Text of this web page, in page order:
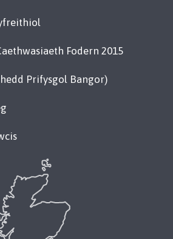
Fodern 2015
Prifysgol Bangor)